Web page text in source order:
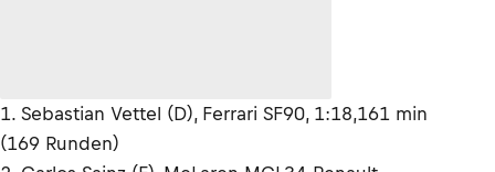
1. Sebastian Vettel (D), Ferrari SF90, 1:18,161 min
(169 Runden)